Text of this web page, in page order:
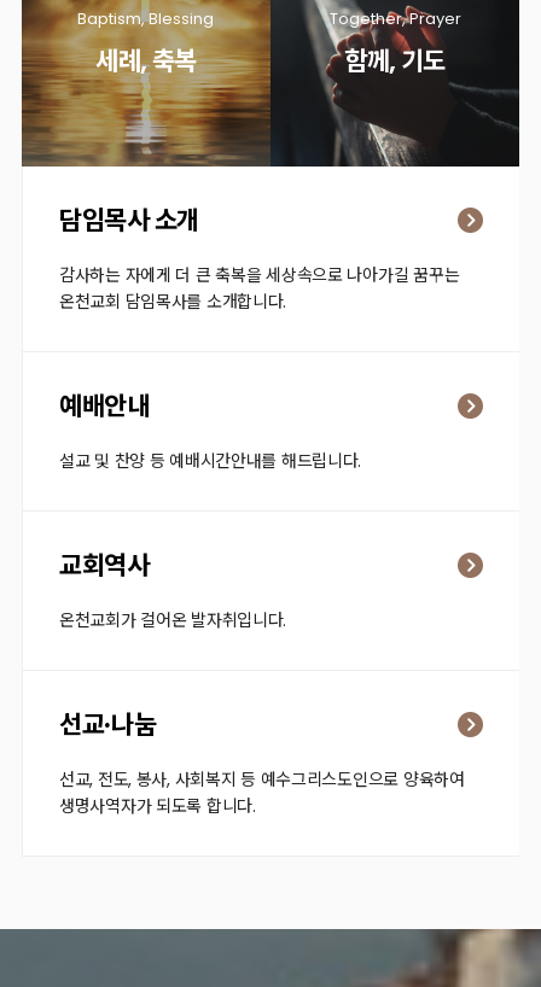
Baptism, Blessing
세례, 축복
Together, Prayer
함께, 기도
담임목사 소개
감사하는 자에게 더 큰 축복을 세상속으로 나아가길 꿈꾸는
온천교회 담임목사를 소개합니다.
예배안내
설교 및 찬양 등 예배시간안내를 해드립니다.
교회역사
온천교회가 걸어온 발자취입니다.
선교·나눔
선교, 전도, 봉사, 사회복지 등 예수그리스도인으로 양육하여
생명사역자가 되도록 합니다.